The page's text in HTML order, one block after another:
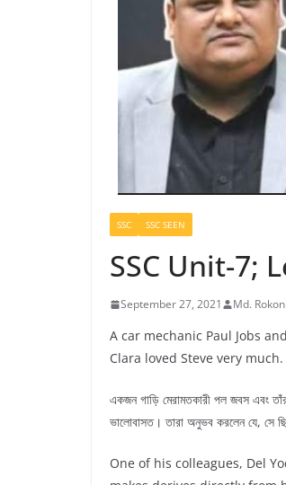
SSC SSC SEEN
SSC Unit-7;
September 27, 2021 Md.
A car mechanic Paul Jobs
Clara loved Steve very much.
একজন গাড়ি মেরামতকারী পল জবস এবং
ভালোবাসত। তারা অনুভব করলেন যে, সে
One of his colleagues, Del